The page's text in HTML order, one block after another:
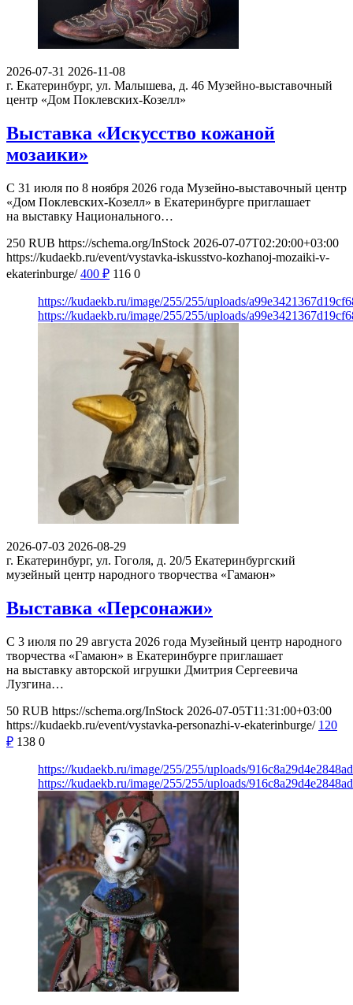
2026-07-31 2026-11-08
г. Екатеринбург, ул. Малышева, д. 46 Музейно-выставочный
центр «Дом Поклевских-Козелл»
Выставка «Искусство кожаной
мозаики»
С 31 июля по 8 ноября 2026 года Музейно-выставочный центр
«Дом Поклевских-Козелл» в Екатеринбурге приглашает
на выставку Национального…
250 RUB https://schema.org/InStock 2026-07-07T02:20:00+03:00
https://kudaekb.ru/event/vystavka-iskusstvo-kozhanoj-mozaiki-v-
ekaterinburge/ 400 ₽ 116 0
https://kudaekb.ru/image/255/255/uploads/
https://kudaekb.ru/image/255/255/uploads/
2026-07-03 2026-08-29
г. Екатеринбург, ул. Гоголя, д. 20/5 Екатеринбургский
музейный центр народного творчества «Гамаюн»
Выставка «Персонажи»
С 3 июля по 29 августа 2026 года Музейный центр народного
творчества «Гамаюн» в Екатеринбурге приглашает
на выставку авторской игрушки Дмитрия Сергеевича
Лузгина…
50 RUB https://schema.org/InStock 2026-07-05T11:31:00+03:00
https://kudaekb.ru/event/vystavka-personazhi-v-ekaterinburge/ 120
₽ 138 0
https://kudaekb.ru/image/255/255/uploads/
https://kudaekb.ru/image/255/255/uploads/